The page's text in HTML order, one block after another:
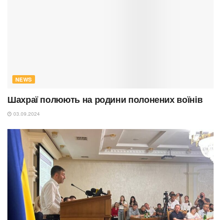
NEWS
Шахраї полюють на родини полонених воїнів
03.09.2024